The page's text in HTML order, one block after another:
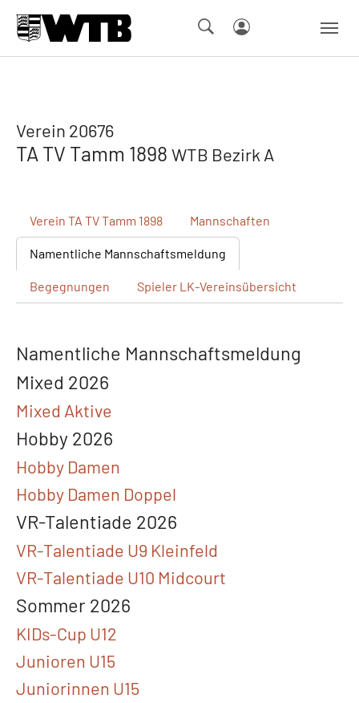
Verein 20676
TA TV Tamm 1898 WTB Bezirk A
Verein TA TV Tamm 1898 Mannschaften
Namentliche Mannschaftsmeldung
Begegnungen Spieler LK-Vereinsübersicht
Namentliche Mannschaftsmeldung
Mixed 2026
Mixed Aktive
Hobby 2026
Hobby Damen
Hobby Damen Doppel
VR-Talentiade 2026
VR-Talentiade U9 Kleinfeld
VR-Talentiade U10 Midcourt
Sommer 2026
KIDs-Cup U12
Junioren U15
Juniorinnen U15